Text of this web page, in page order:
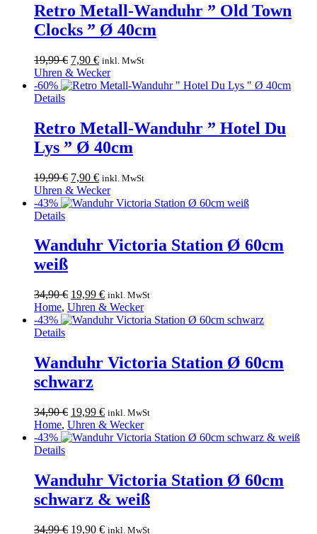
Retro Metall-Wanduhr ” Old Town
Clocks ” Ø 40cm
19,99€ Ursprünglicher
Preis
war:
7,90 €Aktueller
Preis
ist:
inkl. MwSt
Uhren & Wecker
-60%
Details
Retro Metall-Wanduhr ” Hotel Du
Lys ” Ø 40cm
19,99€ Ursprünglicher
Preis
war:
7,90 €Aktueller
Preis
ist:
inkl. MwSt
Uhren & Wecker
-43%
Details
Wanduhr Victoria Station Ø 60cm
weiß
34,90€ Ursprünglicher
Preis
war:
19,99 €Aktueller
Preis
ist:
inkl. MwSt
Home, Uhren & Wecker
-43%
Details
Wanduhr Victoria Station Ø 60cm
schwarz
34,90€ Ursprünglicher
Preis
war:
19,99 €Aktueller
Preis
ist:
inkl. MwSt
Home, Uhren & Wecker
-43%
DetailsDieses
weist
mehrere
Varianten
Die
Wanduhr Victoria Station Ø 60cm
schwarz & weiß
34,99€ Ursprünglicher
19,90 €Aktueller
inkl. MwSt